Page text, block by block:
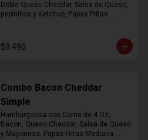
Doble Queso Cheddar, Salsa de Queso,
pepinillos y Ketchup, Papas Fritas
$9.490
Combo Bacon Cheddar
Simple
Hamburguesa con Carne de 4 Oz,
Bacon, Queso Cheddar, Salsa de Queso
y Mayonesa, Papas Fritas Mediana,